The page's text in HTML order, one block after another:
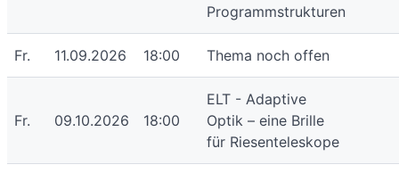
Programmstrukturen
Fr. 11.09.2026 18:00 Thema noch offen
Fr. 09.10.2026 18:00
ELT - Adaptive
Optik – eine Brille
für Riesenteleskope